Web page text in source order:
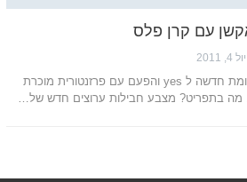
יול 4, 2011
מקאן אריקסון בפרסומת חדשה ל yes והפעם עם פרזנטורית מוכרת
מה בתפריט? מצבע חבילות ערוצים חדש של…